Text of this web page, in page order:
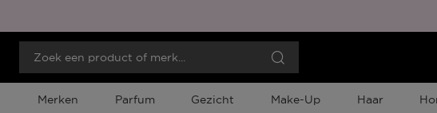
Merken Parfum Gezicht Make-Up Haar